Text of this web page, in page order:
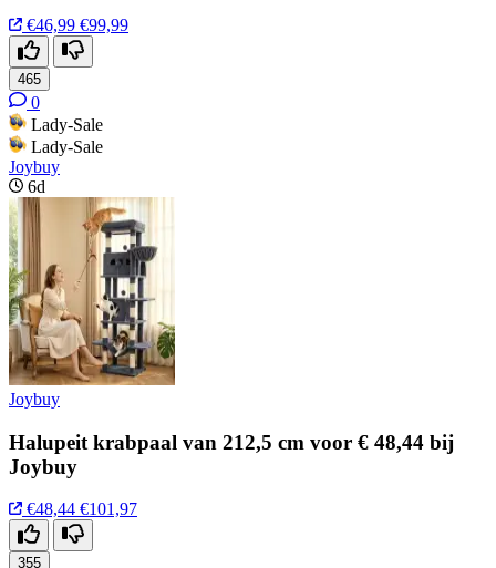
€46,99 €99,99
465
0
Lady-Sale
Lady-Sale
Joybuy
6d
Joybuy
Halupeit krabpaal van 212,5 cm voor € 48,44 bij
Joybuy
€48,44 €101,97
355